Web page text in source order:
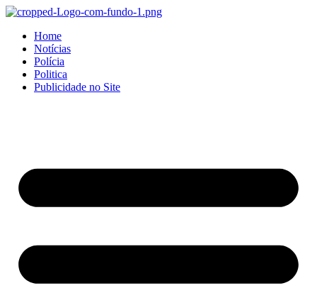
Home
Notícias
Polícia
Politica
Publicidade no Site